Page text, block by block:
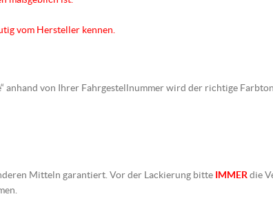
vom Hersteller kennen.
anhand von Ihrer Fahrgestellnummer wird der richtige
Mitteln garantiert. Vor der Lackierung bitte IMMER die